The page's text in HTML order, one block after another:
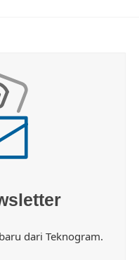
dari Teknogram.